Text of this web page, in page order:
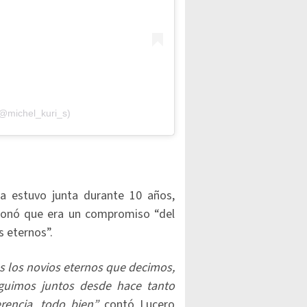
estuvo junta durante 10 años,
que era un compromiso “del
eternos”.
los novios eternos que decimos,
juntos desde hace tanto